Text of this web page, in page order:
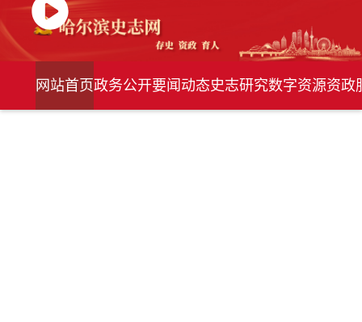
网站首页政务公开要闻动态史志研究数字资源资政